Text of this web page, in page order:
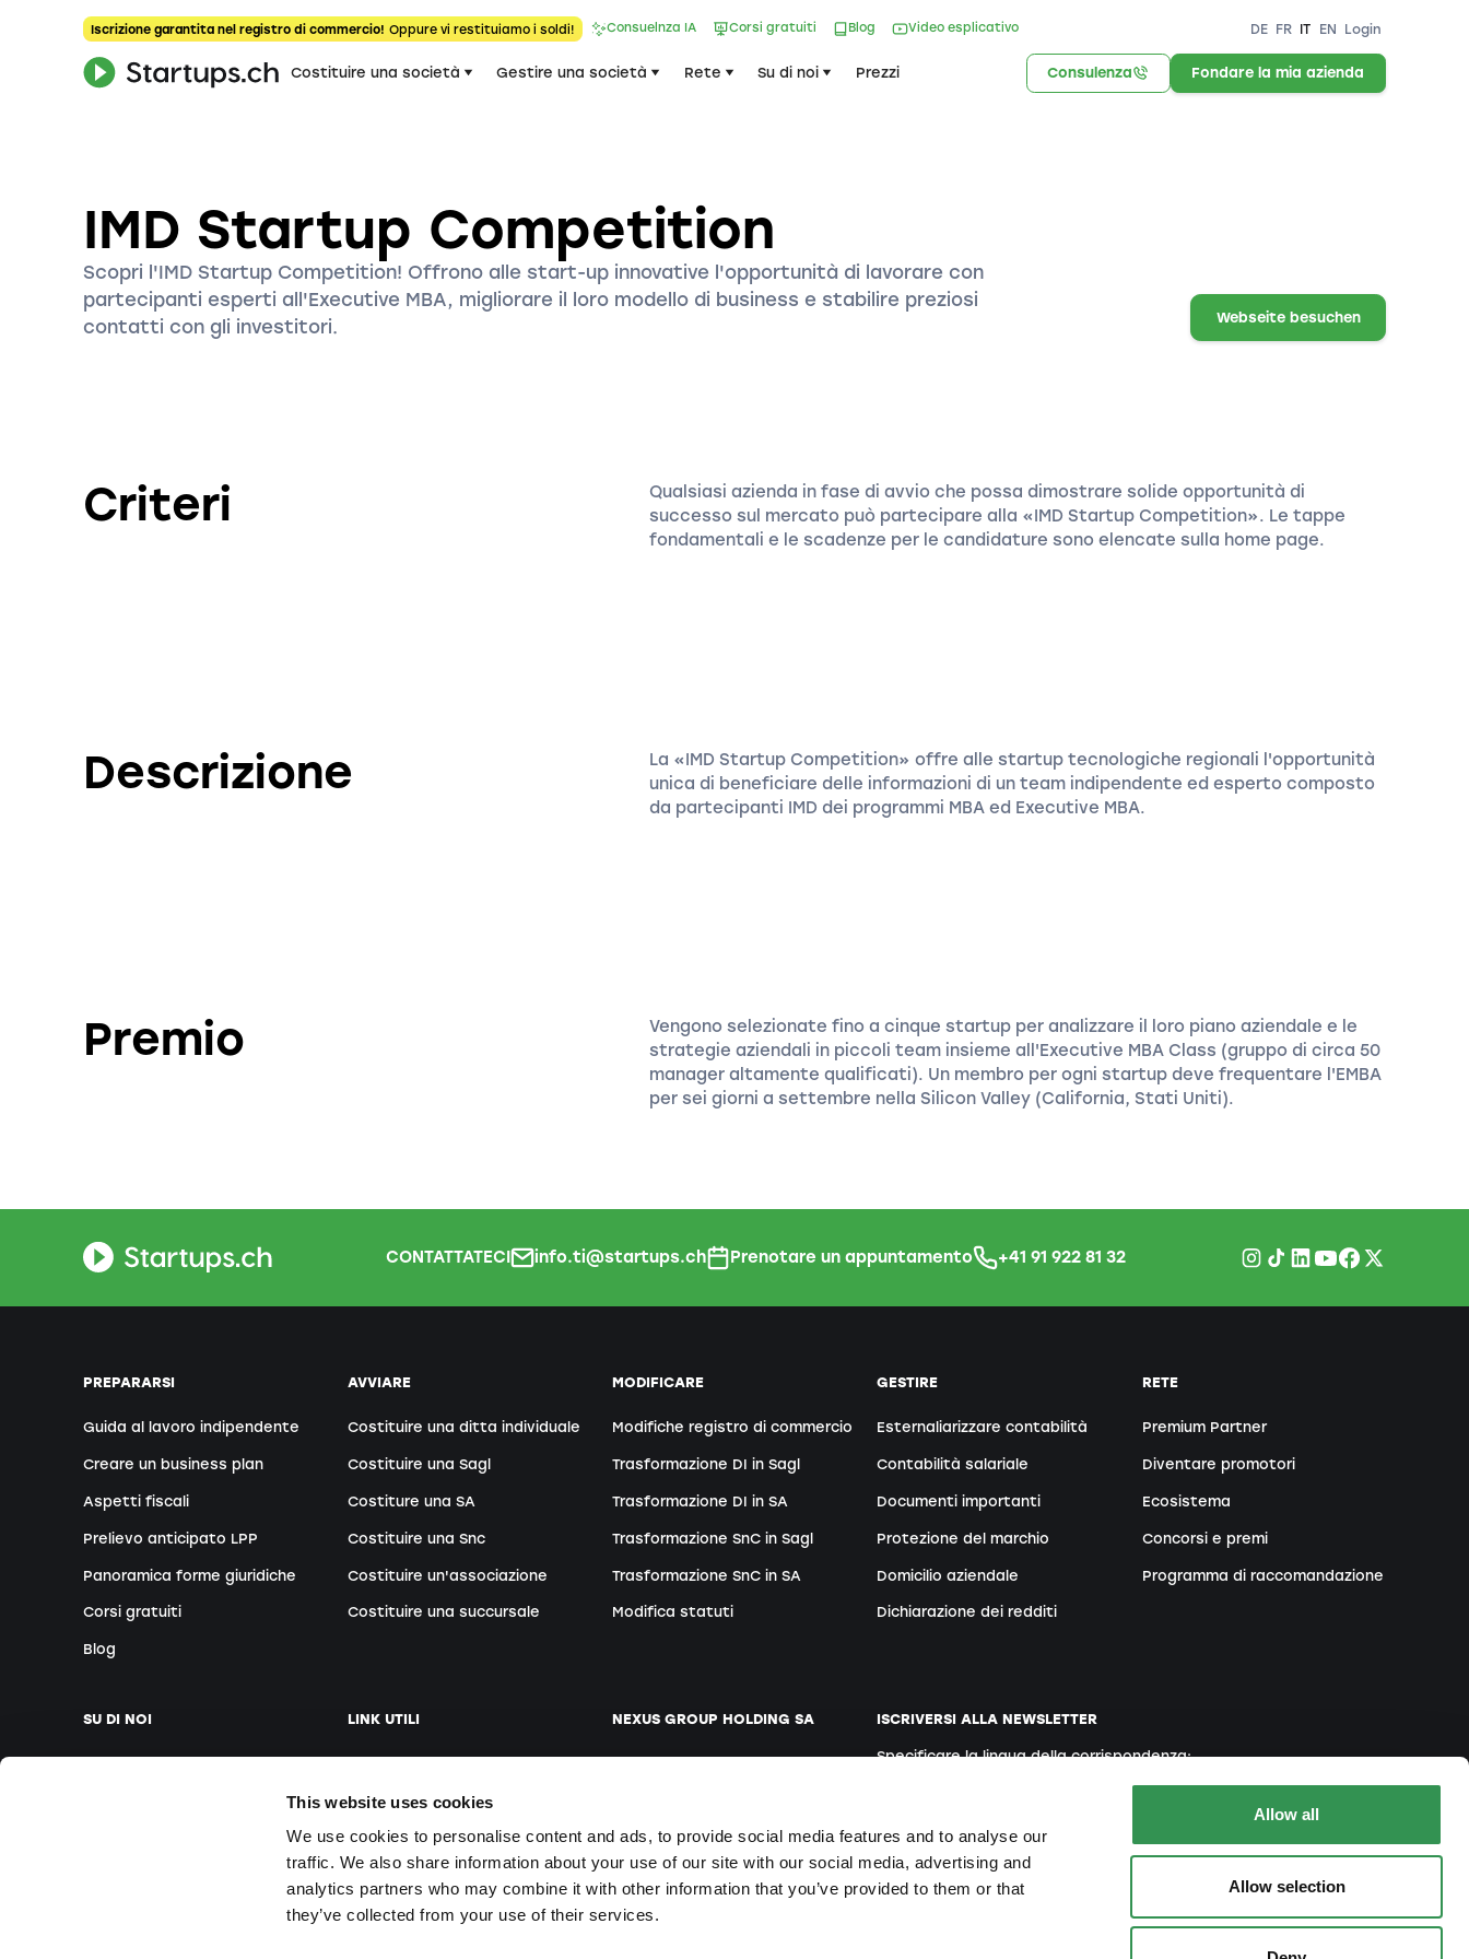
This website uses cookies
We use cookies to personalise content and ads, to provide social media features and to analyse our
traffic. We also share information about your use of our site with our social media, advertising and
analytics partners who may combine it with other information that you’ve provided to them or that
they’ve collected from your use of their services.
Allow all
Allow selection
Iscrizione garantita nel registro di commercio! Oppure vi restituiamo i soldi! Consuelnza IA Corsi gratuiti Blog Video esplicativo DE FR IT EN Login
Costituire una società Gestire una società Rete Su di noi Prezzi Consulenza Fondare la mia azienda
IMD Startup Competition
Scopri l'IMD Startup Competition! Offrono alle start-up innovative l'opportunità di lavorare con
partecipanti esperti all'Executive MBA, migliorare il loro modello di business e stabilire preziosi
contatti con gli investitori.
Webseite besuchen
Criteri
Qualsiasi azienda in fase di avvio che possa dimostrare solide opportunità di
successo sul mercato può partecipare alla «IMD Startup Competition». Le tappe
fondamentali e le scadenze per le candidature sono elencate sulla home page.
Descrizione
La «IMD Startup Competition» offre alle startup tecnologiche regionali l'opportunità
unica di beneficiare delle informazioni di un team indipendente ed esperto composto
da partecipanti IMD dei programmi MBA ed Executive MBA.
Premio
Vengono selezionate fino a cinque startup per analizzare il loro piano aziendale e le
strategie aziendali in piccoli team insieme all'Executive MBA Class (gruppo di circa 50
manager altamente qualificati). Un membro per ogni startup deve frequentare l'EMBA
per sei giorni a settembre nella Silicon Valley (California, Stati Uniti).
CONTATTATECI info.ti@startups.ch Prenotare un appuntamento +41 91 922 81 32
PREPARARSI
Guida al lavoro indipendente
Creare un business plan
Aspetti fiscali
Prelievo anticipato LPP
Panoramica forme giuridiche
Corsi gratuiti
Blog
AVVIARE
Costituire una ditta individuale
Costituire una Sagl
Costiture una SA
Costituire una Snc
Costituire un'associazione
Costituire una succursale
MODIFICARE
Modifiche registro di commercio
Trasformazione DI in Sagl
Trasformazione DI in SA
Trasformazione SnC in Sagl
Trasformazione SnC in SA
Modifica statuti
GESTIRE
Esternaliarizzare contabilità
Contabilità salariale
Documenti importanti
Protezione del marchio
Domicilio aziendale
Dichiarazione dei redditi
RETE
Premium Partner
Diventare promotori
Ecosistema
Concorsi e premi
Programma di raccomandazione
SU DI NOI LINK UTILI
Fondatori esteri
Webinar gratuiti
Domande e Risposte
NEXUS GROUP HOLDING SA ISCRIVERSI ALLA NEWSLETTER
Specificare la lingua della corrispondenza:
Francese Italiano
Iscrivendosi si accetta la nostra Informativa sulla Privacy